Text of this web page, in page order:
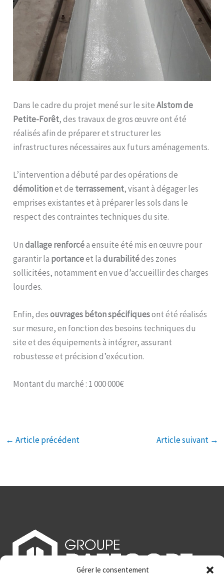
Gérer le consentement
Dans le cadre du projet mené sur le siteAlstom de
Petite-Forêt, des travaux de gros œuvre ont été
réalisés afin de préparer et structurer les
infrastructures nécessaires aux futurs aménagements.
L’intervention a débuté par des opérations de
démolitionet de terrassement, visant à dégager les
emprises existantes et à préparer les sols dans le
respect des contraintes techniques du site.
Undallage renforcéa ensuite été mis en œuvre pour
garantir la portanceet ladurabilitédes zones
sollicitées, notamment en vue d’accueillir des charges
lourdes.
Enfin, desouvrages béton spécifiquesont été réalisés
sur mesure, en fonction des besoins techniques du
site et des équipements à intégrer, assurant
robustesse et précision d’exécution.
Montant du marché : 1 000 000€
← Article précédent Article suivant →